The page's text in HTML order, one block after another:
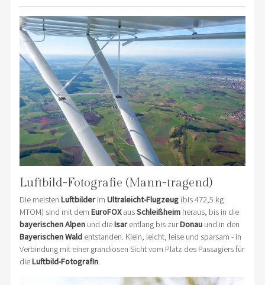
Luftbild-Fotografie (Mann-tragend)
Die meisten Luftbilderim Ultraleicht-Flugzeug(bis 472,5 kg
MTOM) sind mit dem EuroFOXausSchleißheimheraus, bis in die
bayerischen Alpenund dieIsarentlang bis zurDonauund in den
Bayerischen Waldentstanden. Klein, leicht, leise und sparsam - in
Verbindung mit einer grandiosen Sicht vom Platz des Passagiers für
dieLuftbild-FotografIn.